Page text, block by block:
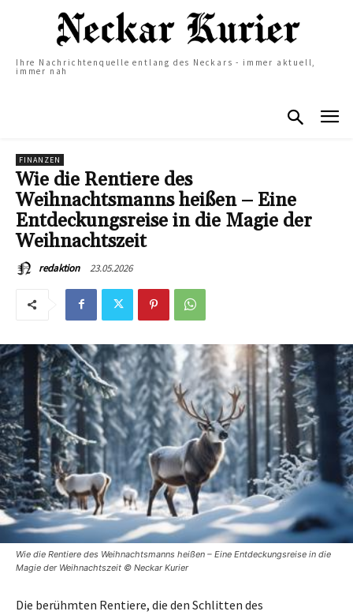
Ihre Nachrichtenquelle entlang des Neckars - immer aktuell,
immer nah
FINANZEN
Wie die Rentiere des
Weihnachtsmanns heißen – Eine
Entdeckungsreise in die Magie der
Weihnachtszeit
redaktion 23.05.2026
Wie die Rentiere des Weihnachtsmanns heißen – Eine Entdeckungsreise in die
Magie der Weihnachtszeit © Neckar Kurier
Die berühmten Rentiere, die den Schlitten des